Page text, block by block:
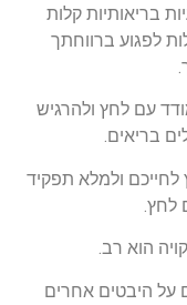
בריאותיות קלות
לפגוע ברווחתך
עם לחץ ולהרגיש
בריאים.
לחייכם ולמלא תפקיד
לחץ.
הוא רב.
על היבטים אחרים